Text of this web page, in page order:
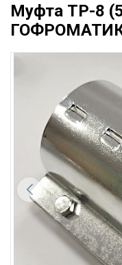
Муфта ТР-8